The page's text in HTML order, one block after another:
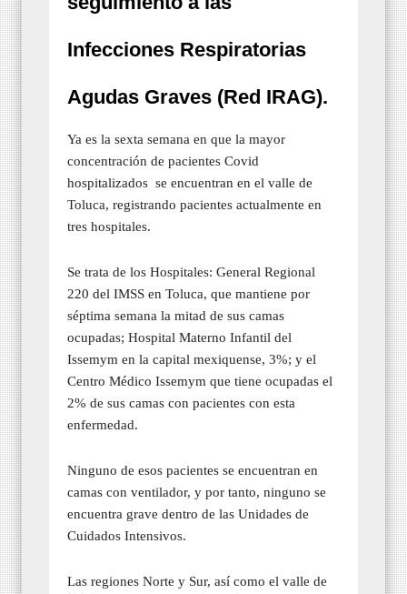
Infecciones Respiratorias
Agudas Graves (Red IRAG).
Ya es la sexta semana en que la mayor
concentración de pacientes Covid
hospitalizados se encuentran en el valle de
Toluca, registrando pacientes actualmente en
tres hospitales.
Se trata de los Hospitales: General Regional
220 del IMSS en Toluca, que mantiene por
séptima semana la mitad de sus camas
ocupadas; Hospital Materno Infantil del
Issemym en la capital mexiquense, 3%; y el
Centro Médico Issemym que tiene ocupadas el
2% de sus camas con pacientes con esta
enfermedad.
Ninguno de esos pacientes se encuentran en
camas con ventilador, y por tanto, ninguno se
encuentra grave dentro de las Unidades de
Cuidados Intensivos.
Las regiones Norte y Sur, así como el valle de